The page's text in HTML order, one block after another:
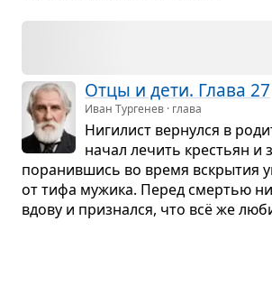
Отцы и дети. Глава 27
Иван Тургенев · глава
Ниги­лист вер­нулся в
начал лечить кре­стьян и
пора­нив­шись во время вскры­тия
от тифа мужика. Перед смер­тью
вдову и при­знался, что всё же